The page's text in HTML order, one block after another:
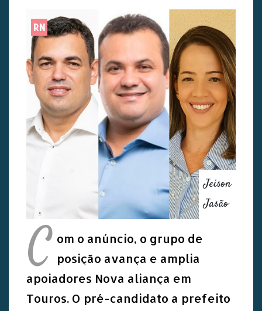
RN
Jeison
Jasão
C om o anúncio, o grupo de
posição avança e amplia
apoiadores Nova aliança em
Touros. O pré-candidato a prefeito